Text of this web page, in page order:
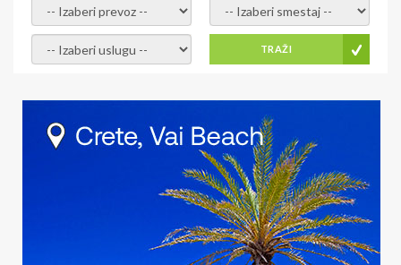
- izaberi prevoz - - Izaberite smestaj -
- Izaberite uslugu - TRAŽI